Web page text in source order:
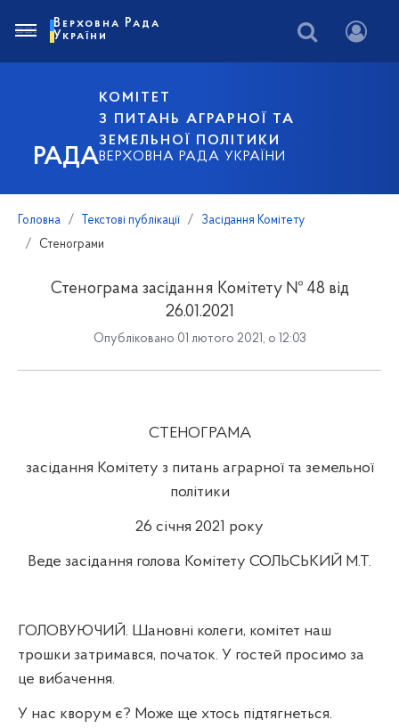
РАДА
КОМІТЕТ
З ПИТАНЬ АГРАРНОЇ ТА
ЗЕМЕЛЬНОЇ ПОЛІТИКИ
ВЕРХОВНА РАДА УКРАЇНИ
Верховна Рада
України
Головна Текстові публікації
Засідання Комітету
Стенограми
Стенограма засідання Комітету № 48 від
26.01.2021
Опубліковано 01 лютого 2021, о 12:03
СТЕНОГРАМА
засідання Комітету з питань аграрної та земельної
політики
26 січня 2021 року
Веде засідання голова Комітету СОЛЬСЬКИЙ М.Т.
ГОЛОВУЮЧИЙ. Шановні колеги, комітет наш
трошки затримався, початок. У гостей просимо за
це вибачення.
У нас кворум є? Може ще хтось підтягнеться.